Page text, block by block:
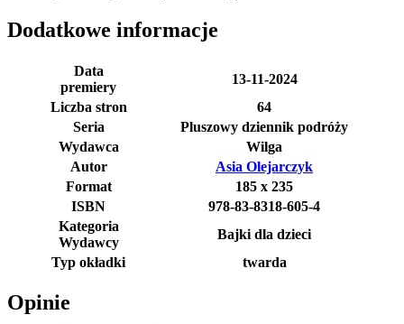
Dodatkowe informacje
Data
premiery
13-11-2024
Liczba stron
64
Seria
Pluszowy dziennik podróży
Wydawca
Wilga
Autor
Asia Olejarczyk
Format
185 x 235
ISBN
978-83-8318-605-4
Kategoria
Wydawcy
Bajki dla dzieci
Typ okładki
twarda
Opinie